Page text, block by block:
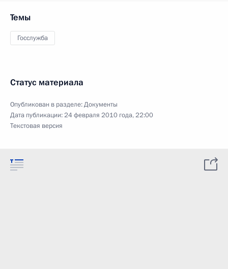
Темы
Госслужба
Статус материала
Опубликован в разделе:Документы
Дата публикации:24 февраля 2010 года, 22:00
Текстовая версия